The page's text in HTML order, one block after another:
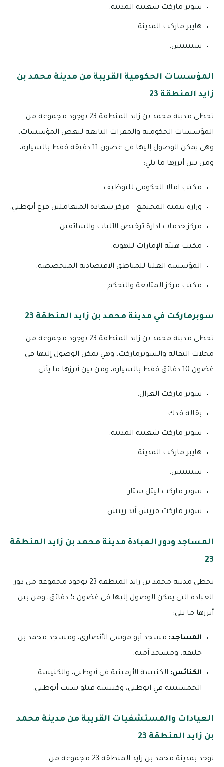
سوبر ماركت شعبية المدينة.
هايبر ماركت المدينة.
سبينيس.
المؤسسات الحكومية القريبة من مدينة محمد بن
زايد المنطقة 23
تحظى مدينة محمد بن زايد المنطقة 23 بوجود مجموعة من
المؤسسات الحكومية والمقرات التابعة لبعض المؤسسات،
وهى يمكن الوصول إليها في غضون 11 دقيقة فقط بالسيارة،
ومن بين أبرزها ما يلي:
مكتب امالا الحكومي للتوظيف.
وزارة تنمية المجتمع – مركز سعادة المتعاملين فرع أبوظبي.
مركز خدمات ادارة ترخيص الآليات والسائقين.
مكتب هيئة الإمارات للهوية.
المؤسسة العليا للمناطق الاقتصادية المتخصصة.
مكتب مركز المتابعة والتحكم.
سوبرماركت في مدينة محمد بن زايد المنطقة 23
تحظى مدينة محمد بن زايد المنطقة 23 بوجود مجموعة من
محلات البقالة والسوبرماركت، وهي يمكن الوصول إليها في
غضون 10 دقائق فقط بالسيارة، ومن بين أبرزها ما يأتي:
سوبر ماركت الغزال.
بقالة فدك.
سوبر ماركت شعبية المدينة.
هايبر ماركت المدينة.
سبينيس.
سوبر ماركت ليتل ستار.
سوبر ماركت فريش آند ريتش.
المساجد ودور العبادة مدينة محمد بن زايد المنطقة
23
تحظى مدينة محمد بن زايد المنطقة 23 بوجود مجموعة من دور
العبادة التي يمكن الوصول إليها في غضون 5 دقائق، ومن بين
أبرزها ما يلي:
المساجد: مسجد أبو موسي الأنصاري، ومسجد محمد بن
خليفة، ومسجد آمنة.
الكنائس: الكنيسة الأرمينية في أبوظبي، والكنيسة
الخمسينية في ابوظبي، وكنيسة فيلو شيب أبوظبي.
العيادات والمستشفيات القريبة من مدينة محمد
بن زايد المنطقة 23
توجد بمدينة محمد بن زايد المنطقة 23 مجموعة من